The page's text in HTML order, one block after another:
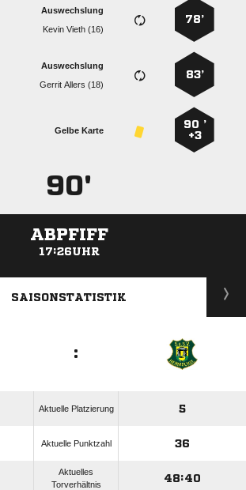
78’
Auswechslung
  
83’
Auswechslung
  
90 ’
+3
Gelbe Karte
90'
ABPFIFF
17:26UHR
ANZEIGE
SAISONSTATISTIK
:
Aktuelle Platzierung 5
Aktuelle Punktzahl 36
Aktuelles
Torverhältnis
48:40